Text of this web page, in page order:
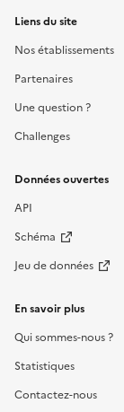
Liens du site
Nos établissements
Partenaires
Une question ?
Challenges
Données ouvertes
API
Schéma
Jeu de données
En savoir plus
Qui sommes-nous ?
Statistiques
Contactez-nous